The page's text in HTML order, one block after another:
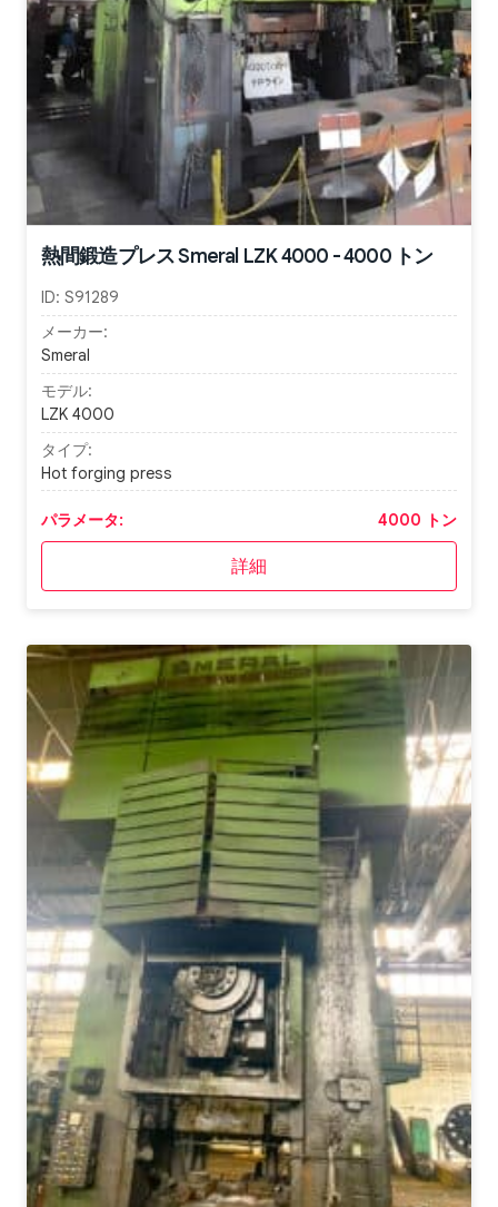
熱間鍛造プレス Smeral LZK 4000 - 4000 トン
ID: S91289
メーカー:
Smeral
モデル:
LZK 4000
タイプ:
Hot forging press
パラメータ: 4000 トン
詳細